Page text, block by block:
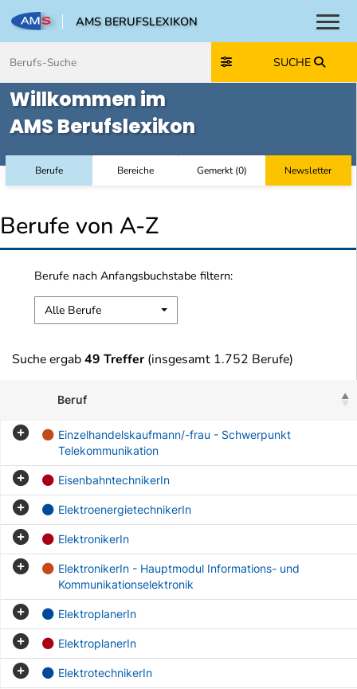
AMS BERUFSLEXIKON
SUCHE
Willkommen im
AMS Berufslexikon
Berufe Bereiche Gemerkt(0) Newsletter
Berufe von A-Z
Berufe nach Anfangsbuchstabe filtern:
Alle Berufe
Suche ergab49 Treffer (insgesamt 1.752 Berufe)
Beruf
Einzelhandelskaufmann/-frau - Schwerpunkt
Telekommunikation
EisenbahntechnikerIn
ElektroenergietechnikerIn
ElektronikerIn
ElektronikerIn - Hauptmodul Informations- und
Kommunikationselektronik
ElektroplanerIn
ElektroplanerIn
ElektrotechnikerIn